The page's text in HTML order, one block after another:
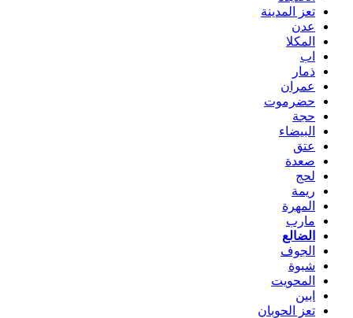
تعز المدينة
عدن
المكلا
اب
ذمار
عمران
حضرموت
حجة
البيضاء
عتق
صعدة
لحج
ريمة
المهرة
مارب
الضالع
الجوف
شبوة
المحويت
ابين
تعز الحوبان